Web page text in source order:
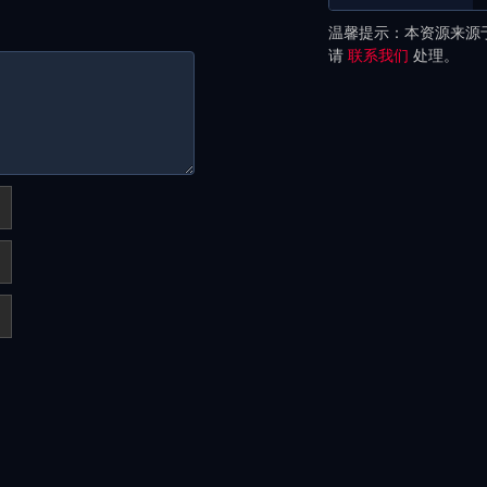
温馨提示：本资源来源
请 联系我们 处理。